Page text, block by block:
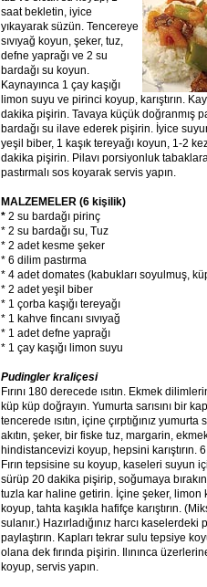
saat bekletin, iyice
yıkayarak süzün. Tencereye
sıvıyağ koyun, şeker, tuz,
defne yaprağı ve 2 su
bardağı su koyun.
Kaynayınca 1 çay kaşığı
limon suyu ve pirinci koyup, karıştırın.
dakika pişirin. Tavaya küçük doğranmış
bardağı su ilave ederek pişirin. İyice
yeşil biber, 1 kaşık tereyağı koyun, 1-2
dakika pişirin. Pilavı porsiyonluk
pastırmalı sos koyarak servis yapın.
MALZEMELER (6 kişilik)
* 2 su bardağı pirinç
* 2 su bardağı su, Tuz
* 2 adet kesme şeker
* 6 dilim pastırma
* 4 adet domates (kabukları soyulmuş,
* 2 adet yeşil biber
* 1 çorba kaşığı tereyağı
* 1 kahve fincanı sıvıyağ
* 1 adet defne yaprağı
* 1 çay kaşığı limon suyu
Pudingler kraliçesi
Fırını 180 derecede ısıtın. Ekmek
küp küp doğrayın. Yumurta sarısını bir
tencerede ısıtın, içine çırptığınız yumurta
akıtın, şeker, bir fiske tuz, margarin,
hindistancevizi koyup, hepsini karıştırın.
Fırın tepsisine su koyup, kaseleri suyun
sürüp 20 dakika pişirip, soğumaya
tuzla kar haline getirin. İçine şeker, limon
koyup, tahta kaşıkla hafifçe karıştırın.
sulanır.) Hazırladığınız harcı
paylaştırın. Kapları tekrar sulu tepsiye
olana dek fırında pişirin. Ilınınca
koyup, servis yapın.